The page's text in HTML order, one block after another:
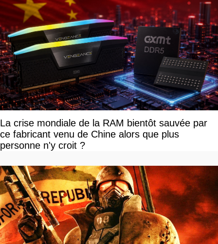
La crise mondiale de la RAM bientôt sauvée par
ce fabricant venu de Chine alors que plus
personne n'y croit ?